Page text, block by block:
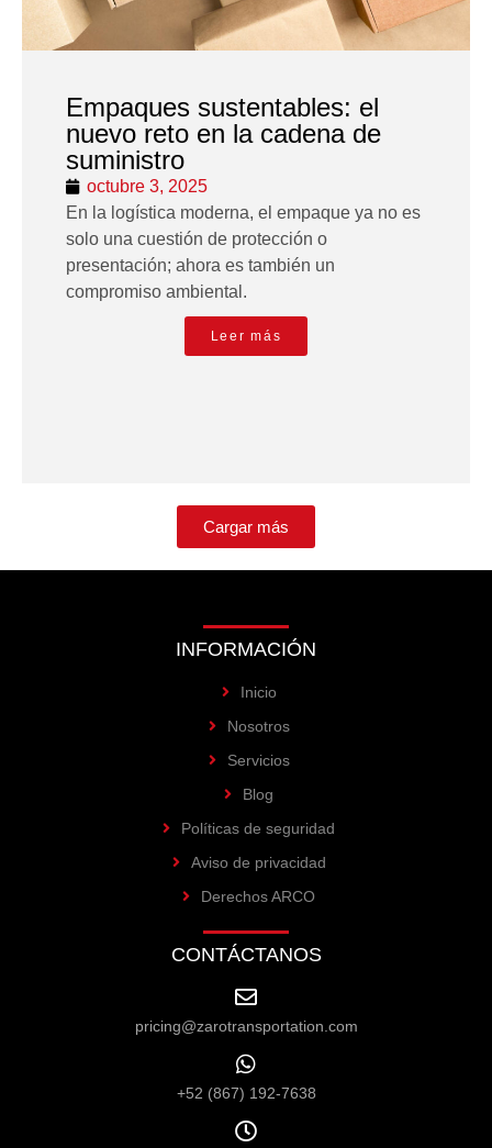
Empaques sustentables: el
nuevo reto en la cadena de
suministro
octubre 3, 2025
En la logística moderna, el empaque ya no es
solo una cuestión de protección o
presentación; ahora es también un
compromiso ambiental.
Leer más
Cargar más
INFORMACIÓN
Inicio
Nosotros
Servicios
Blog
Políticas de seguridad
Aviso de privacidad
Derechos ARCO
CONTÁCTANOS
pricing@zarotransportation.com
+52 (867) 192-7638